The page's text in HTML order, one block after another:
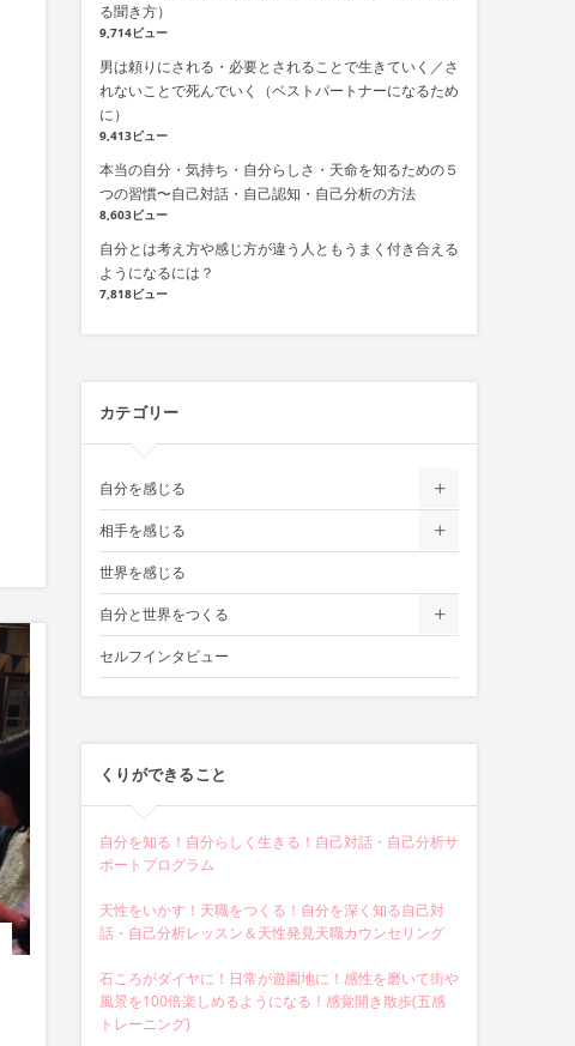
る聞き方）
9,714ビュー
男は頼りにされる・必要とされることで生きていく／さ
れないことで死んでいく（ベストパートナーになるため
に）
9,413ビュー
本当の自分・気持ち・自分らしさ・天命を知るための５
つの習慣〜自己対話・自己認知・自己分析の方法
8,603ビュー
自分とは考え方や感じ方が違う人ともうまく付き合える
ようになるには？
7,818ビュー
カテゴリー
自分を感じる
相手を感じる
世界を感じる
自分と世界をつくる
セルフインタビュー
くりができること
自分を知る！自分らしく生きる！自己対話・自己分析サ
ポートプログラム
天性をいかす！天職をつくる！自分を深く知る自己対
話・自己分析レッスン＆天性発見天職カウンセリング
石ころがダイヤに！日常が遊園地に！感性を磨いて街や
風景を100倍楽しめるようになる！感覚開き散歩(五感
トレーニング)